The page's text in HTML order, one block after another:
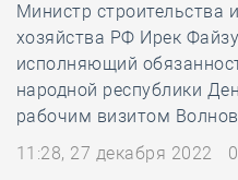
Министр
хозяйства РФ Ирек
исполняющий
народной республики
рабочим визитом
11:28, 27 декабря 2022